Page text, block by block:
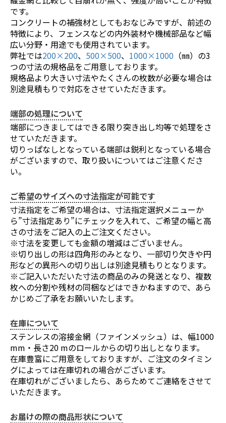
お買い物を続ける カートへ進む
です。
コンクリートの補強材としてもおなじみですが、前述の
特徴により、フェンスなどの内外装材や機械部品など幅
広い分野・用途でも使用されています。
弊社では200×200、 500×500、 1000×1000 （㎜）の3
つの寸法の規格品をご用意しております。
規格品より大きい寸法やたくさんの枚数が必要な場合は
別途見積もりで対応をさせていただきます。
端部の処理について
端部につきましてはできる限り突き出し均等で処理をさ
せていただきます。
切りっぱなしとなっている端部は鋭利となっている場合
がございますので、取り扱いについてはご注意くださ
い。
ご希望のサイズへの寸法指定が可能です
寸法指定をご希望の場合は、寸法指定選択メニューか
ら”寸法指定あり”にチェックを入れて、ご希望の幅と高
さの寸法をご記入の上ご注文ください。
※寸法を変更しても金額の増減はございません。
※切り出しの形は四角形のみとなり、一部切り欠きや円
形などの異形への切り出しは別途見積もりとなります。
※ご記入いただいた寸法の商品のみの発送となり、複数
枚への分割や残材の同梱などはできかねますので、あら
かじめご了承をお願いいたします。
在庫について
ステンレスの溶接金網（ファインメッシュ）は、幅1000
mm・長さ20 mのロールからの切り出しとなります。
在庫豊富にご用意をしておりますが、ご注文のタイミン
グによっては在庫切れの場合がございます。
在庫切れがございましたら、あらためてご連絡をさせて
いただきます。
お届けの際の商品形状について